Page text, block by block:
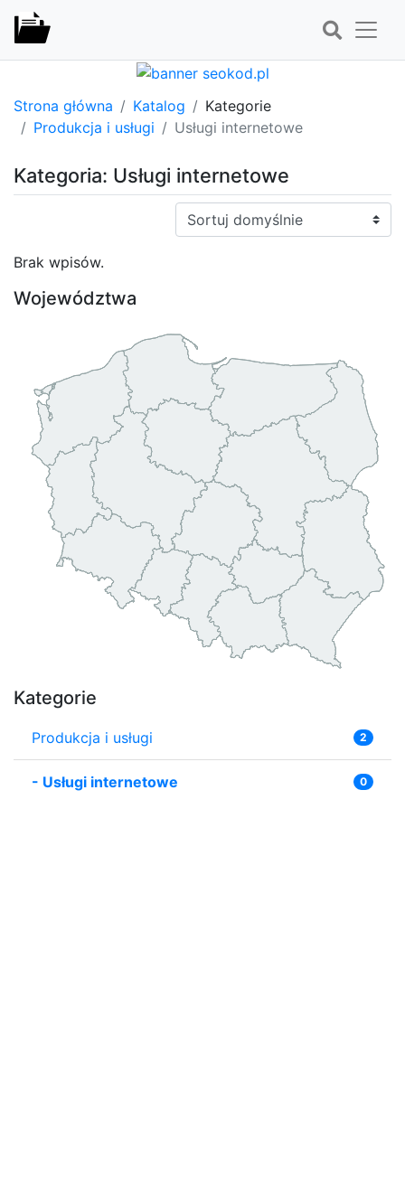
Strona główna Katalog
Kategorie
Produkcja i usługi
Usługi internetowe
Kategoria: Usługi internetowe
Sortuj:
Brak wpisów.
Województwa
Kategorie
Produkcja i usługi 2
- Usługi internetowe 0